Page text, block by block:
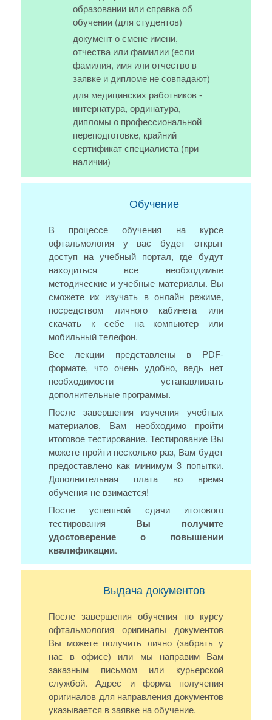
образовании или справка об
обучении (для студентов)
документ о смене имени,
отчества или фамилии (если
фамилия, имя или отчество в
заявке и дипломе не совпадают)
для медицинских работников -
интернатура, ординатура,
дипломы о профессиональной
переподготовке, крайний
сертификат специалиста (при
наличии)
Обучение
В процессе обучения на курсе
офтальмология у вас будет открыт
доступ на учебный портал, где будут
находиться все необходимые
методические и учебные материалы. Вы
сможете их изучать в онлайн режиме,
посредством личного кабинета или
скачать к себе на компьютер или
мобильный телефон.
Все лекции представлены в PDF-
формате, что очень удобно, ведь нет
необходимости устанавливать
дополнительные программы.
После завершения изучения учебных
материалов, Вам необходимо пройти
итоговое тестирование. Тестирование Вы
можете пройти несколько раз, Вам будет
предоставлено как минимум 3 попытки.
Дополнительная плата во время
обучения не взимается!
После успешной сдачи итогового
тестирования Вы получите
удостоверение о повышении
квалификации.
Выдача документов
После завершения обучения по курсу
офтальмология оригиналы документов
Вы можете получить лично (забрать у
нас в офисе) или мы направим Вам
заказным письмом или курьерской
службой. Адрес и форма получения
оригиналов для направления документов
указывается в заявке на обучение.